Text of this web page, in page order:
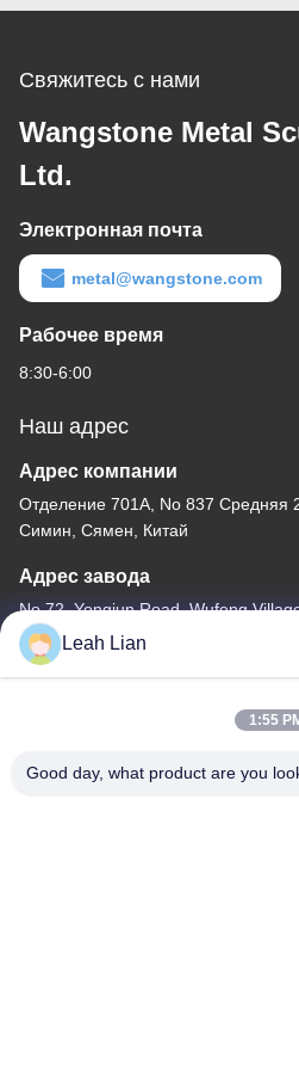
металлическая статуя
Свяжитесь с нами
Wangstone Metal
Ltd.
Электронная почта
metal@wangstone.com
Рабочее время
8:30-6:00
Наш адрес
Адрес компании
Отделение 701A, No 837 Средняя
Симин, Сямен, Китай
Адрес завода
No 72, Yongjun Road, Wufeng
Quanzhou, Fujian, Китай
Телефон
Leah Lian
1:55
Good day, what product are you